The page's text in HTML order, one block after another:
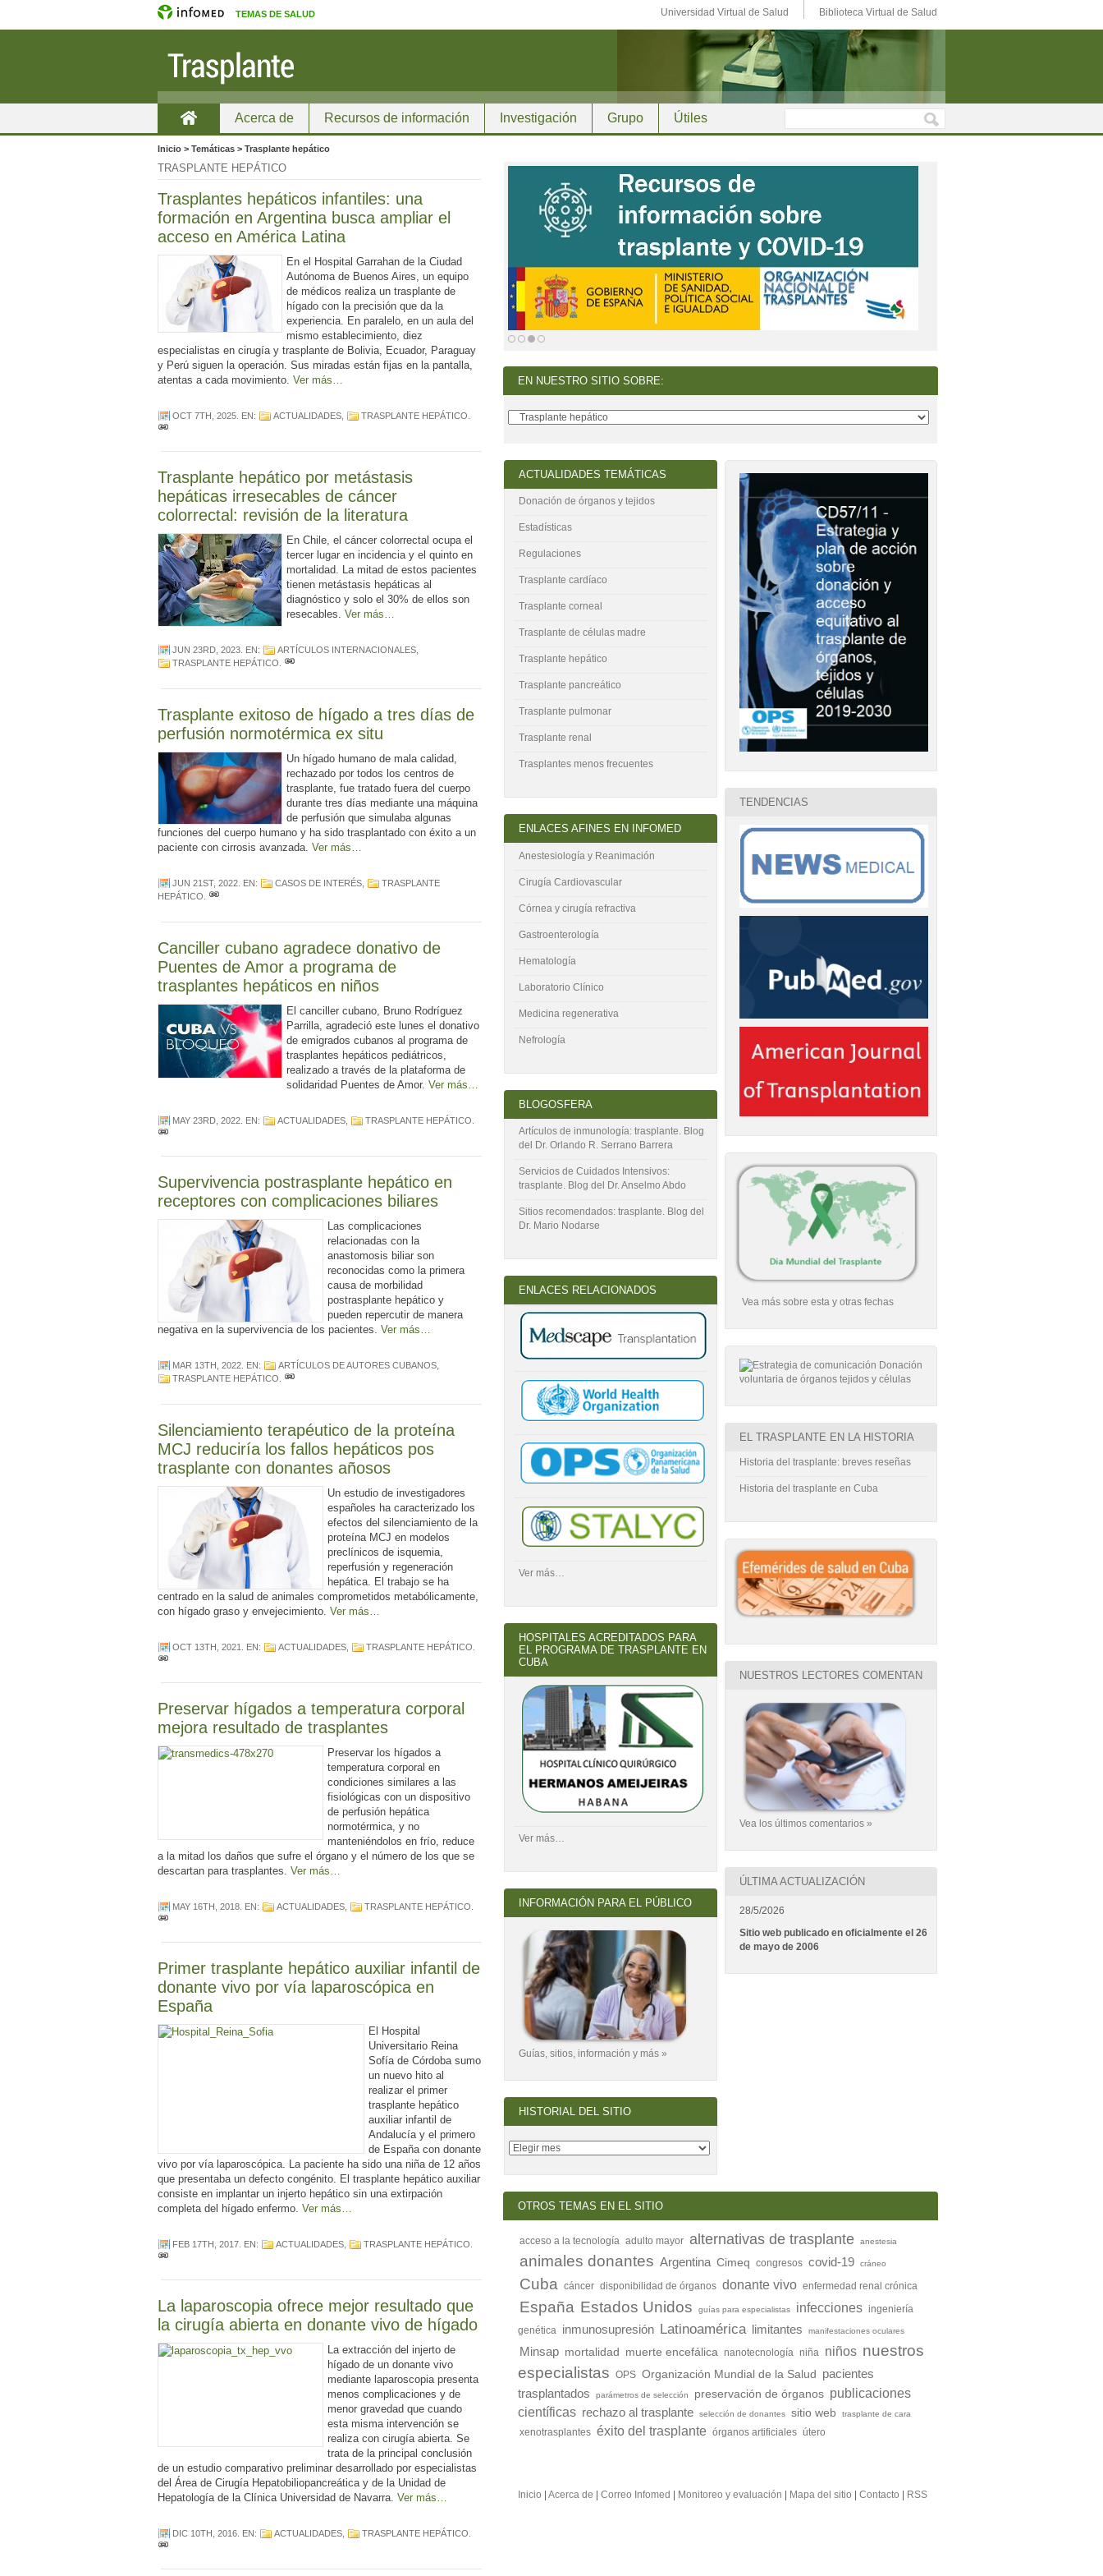
TEMAS DE SALUD Universidad Virtual de Salud Biblioteca Virtual de Salud
Acerca de Recursos de información Investigación Grupo Útiles
Inicio > Temáticas > Trasplante hepático
TRASPLANTE HEPÁTICO
Trasplantes hepáticos infantiles: una
formación en Argentina busca ampliar el
acceso en América Latina
En el Hospital Garrahan de la Ciudad
Autónoma de Buenos Aires, un equipo
de médicos realiza un trasplante de
hígado con la precisión que da la
experiencia. En paralelo, en un aula del
mismo establecimiento, diez
especialistas en cirugía y trasplante de Bolivia, Ecuador, Paraguay
y Perú siguen la operación. Sus miradas están fijas en la pantalla,
atentas a cada movimiento. Ver más…
OCT 7TH, 2025 . EN: ACTUALIDADES TRASPLANTE HEPÁTICO
Trasplante hepático por metástasis
hepáticas irresecables de cáncer
colorrectal: revisión de la literatura
En Chile, el cáncer colorrectal ocupa el
tercer lugar en incidencia y el quinto en
mortalidad. La mitad de estos pacientes
tienen metástasis hepáticas al
diagnóstico y solo el 30% de ellos son
resecables. Ver más…
JUN 23RD, 2023 . EN: ARTÍCULOS INTERNACIONALES
TRASPLANTE HEPÁTICO
Trasplante exitoso de hígado a tres días de
perfusión normotérmica ex situ
Un hígado humano de mala calidad,
rechazado por todos los centros de
trasplante, fue tratado fuera del cuerpo
durante tres días mediante una máquina
de perfusión que simulaba algunas
funciones del cuerpo humano y ha sido trasplantado con éxito a un
paciente con cirrosis avanzada. Ver más…
JUN 21ST, 2022 . EN: CASOS DE INTERÉS
TRASPLANTE
HEPÁTICO
Canciller cubano agradece donativo de
Puentes de Amor a programa de
trasplantes hepáticos en niños
El canciller cubano, Bruno Rodríguez
Parrilla, agradeció este lunes el donativo
de emigrados cubanos al programa de
trasplantes hepáticos pediátricos,
realizado a través de la plataforma de
solidaridad Puentes de Amor. Ver más…
MAY 23RD, 2022 . EN: ACTUALIDADES TRASPLANTE HEPÁTICO
Supervivencia postrasplante hepático en
receptores con complicaciones biliares
Las complicaciones
relacionadas con la
anastomosis biliar son
reconocidas como la primera
causa de morbilidad
postrasplante hepático y
pueden repercutir de manera
negativa en la supervivencia de los pacientes. Ver más…
MAR 13TH, 2022 . EN: ARTÍCULOS DE AUTORES CUBANOS
TRASPLANTE HEPÁTICO
Silenciamiento terapéutico de la proteína
MCJ reduciría los fallos hepáticos pos
trasplante con donantes añosos
Un estudio de investigadores
españoles ha caracterizado los
efectos del silenciamiento de la
proteína MCJ en modelos
preclínicos de isquemia,
reperfusión y regeneración
hepática. El trabajo se ha
centrado en la salud de animales comprometidos metabólicamente,
con hígado graso y envejecimiento. Ver más…
OCT 13TH, 2021 . EN: ACTUALIDADES TRASPLANTE HEPÁTICO
Preservar hígados a temperatura corporal
mejora resultado de trasplantes
Preservar los hígados a
temperatura corporal en
condiciones similares a las
fisiológicas con un dispositivo
de perfusión hepática
normotérmica, y no
manteniéndolos en frío, reduce
a la mitad los daños que sufre el órgano y el número de los que se
descartan para trasplantes. Ver más…
MAY 16TH, 2018 . EN: ACTUALIDADES TRASPLANTE HEPÁTICO
Primer trasplante hepático auxiliar infantil de
donante vivo por vía laparoscópica en
España
El Hospital
Universitario Reina
Sofía de Córdoba sumo
un nuevo hito al
realizar el primer
trasplante hepático
auxiliar infantil de
Andalucía y el primero
de España con donante
vivo por vía laparoscópica. La paciente ha sido una niña de 12 años
que presentaba un defecto congénito. El trasplante hepático auxiliar
consiste en implantar un injerto hepático sin una extirpación
completa del hígado enfermo. Ver más…
FEB 17TH, 2017 . EN: ACTUALIDADES TRASPLANTE HEPÁTICO
La laparoscopia ofrece mejor resultado que
la cirugía abierta en donante vivo de hígado
La extracción del injerto de
hígado de un donante vivo
mediante laparoscopia presenta
menos complicaciones y de
menor gravedad que cuando
esta misma intervención se
realiza con cirugía abierta. Se
trata de la principal conclusión
de un estudio comparativo preliminar desarrollado por especialistas
del Área de Cirugía Hepatobiliopancreática y de la Unidad de
Hepatología de la Clínica Universidad de Navarra. Ver más…
DIC 10TH, 2016 . EN: ACTUALIDADES TRASPLANTE HEPÁTICO
EN NUESTRO SITIO SOBRE:
ACTUALIDADES TEMÁTICAS
Donación de órganos y tejidos
Estadísticas
Regulaciones
Trasplante cardíaco
Trasplante corneal
Trasplante de células madre
Trasplante hepático
Trasplante pancreático
Trasplante pulmonar
Trasplante renal
Trasplantes menos frecuentes
ENLACES AFINES EN INFOMED
Anestesiología y Reanimación
Cirugía Cardiovascular
Córnea y cirugía refractiva
Gastroenterología
Hematología
Laboratorio Clínico
Medicina regenerativa
Nefrología
BLOGOSFERA
Artículos de inmunología: trasplante. Blog
del Dr. Orlando R. Serrano Barrera
Servicios de Cuidados Intensivos:
trasplante. Blog del Dr. Anselmo Abdo
Sitios recomendados: trasplante. Blog del
Dr. Mario Nodarse
ENLACES RELACIONADOS
Ver más…
HOSPITALES ACREDITADOS PARA
EL PROGRAMA DE TRASPLANTE EN
CUBA
Ver más…
INFORMACIÓN PARA EL PÚBLICO
Guías, sitios, información y más »
HISTORIAL DEL SITIO
TENDENCIAS
Vea más sobre esta y otras fechas
EL TRASPLANTE EN LA HISTORIA
Historia del trasplante: breves reseñas
Historia del trasplante en Cuba
NUESTROS LECTORES COMENTAN
Vea los últimos comentarios »
ÚLTIMA ACTUALIZACIÓN
28/5/2026
Sitio web publicado en oficialmente el 26
de mayo de 2006
OTROS TEMAS EN EL SITIO
acceso a la tecnología adulto mayor alternativas de trasplante anestesia
animales donantes Argentina Cimeq congresos covid-19 cráneo
Cuba cáncer disponibilidad de órganos donante vivo enfermedad renal crónica
España Estados Unidos guías para especialistas infecciones ingeniería
genética inmunosupresión Latinoamérica limitantes manifestaciones oculares
Minsap mortalidad muerte encefálica nanotecnología niña niños nuestros
especialistas
OPS Organización Mundial de la Salud
pacientes
trasplantados
parámetros de selección preservación de órganos publicaciones
científicas rechazo al trasplante selección de donantes sitio web trasplante de cara
xenotrasplantes éxito del trasplante órganos artificiales útero
Inicio Acerca de |Correo Infomed Monitoreo y evaluación Mapa del sitio |Contacto RSS